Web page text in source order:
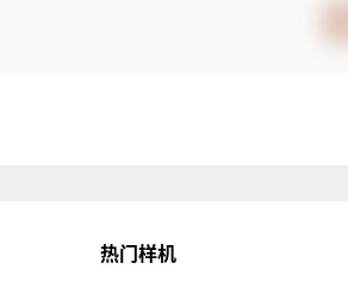
热门样机